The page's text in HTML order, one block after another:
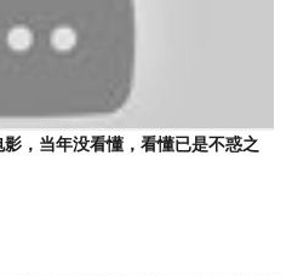
，当年没看懂，看懂已是不惑之